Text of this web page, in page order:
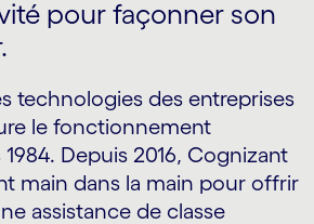
pour façonner son
technologies des entreprises
le fonctionnement
Depuis 2016, Cognizant
main dans la main pour offrir
assistance de classe